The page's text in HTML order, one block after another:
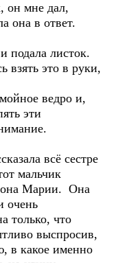
он мне дал,
она в ответ.
подала листок.
взять это в руки,
ведро и,
эти
всё сестре
мальчик
она Марии. Она
очень
только, что
выспросив,
в какое именно